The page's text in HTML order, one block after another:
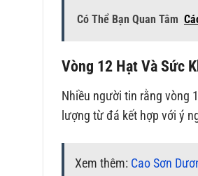
Có Thể Bạn Quan Tâm
Vòng 12 Hạt Và Sức
Nhiều người tin rằng vòng
lượng từ đá kết hợp với ý
Xem thêm: Cao Sơn